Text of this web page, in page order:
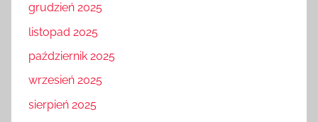
grudzień 2025
listopad 2025
październik 2025
wrzesień 2025
sierpień 2025